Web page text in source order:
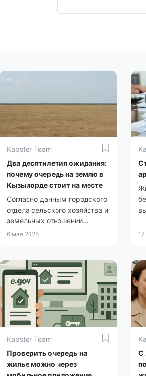
Kapster Team
Два десятилетия ожидания:
почему очередь на землю в
Кызылорде стоит на месте
Согласно данным городского
отдела сельского хозяйства и
земельных отношений
Кызылорды, в городе в
числится 70 763 человека.
При этом 2 387 из них подали
заявки ещё в 2005 году.
6 мая 2025 17
Kapster Team
Проверить очередь на
жилье можно через
С